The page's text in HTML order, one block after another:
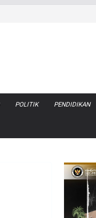
POLITIK PENDIDIKAN